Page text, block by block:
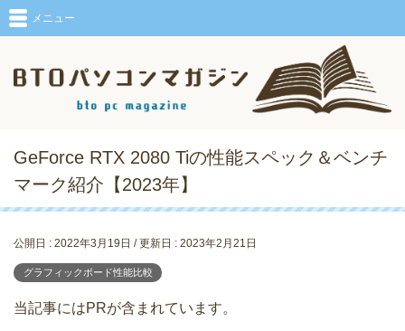
メニュー
GeForce RTX 2080 Tiの性能スペック＆ベンチ
マーク紹介【2023年】
公開日 : 2022年3月19日 / 更新日 : 2023年2月21日
グラフィックボード性能比較
当記事にはPRが含まれています。